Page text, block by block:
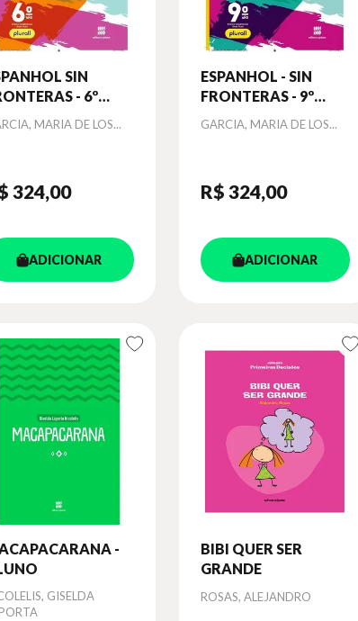
SIN
- 6º
- ALUNO
MARIA DE LOS...
324,00
ADICIONAR
ESPANHOL - SIN
FRONTERAS - 9º
ANO - ALUNO
Autor
GARCIA, MARIA DE LOS...
R$ 324,00
ADICIONAR
-
GISELDA
BIBI QUER SER
GRANDE
Autor
ROSAS, ALEJANDRO